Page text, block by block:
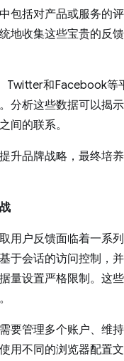
包括对产品或服务的
地收集这些宝贵的反
Twitter和Facebook等
分析这些数据可以揭
间的联系。
升品牌战略，最终培
用户反馈面临着一系
于会话的访问控制，
量设置严格限制。这
要管理多个账户、维
用不同的浏览器配置